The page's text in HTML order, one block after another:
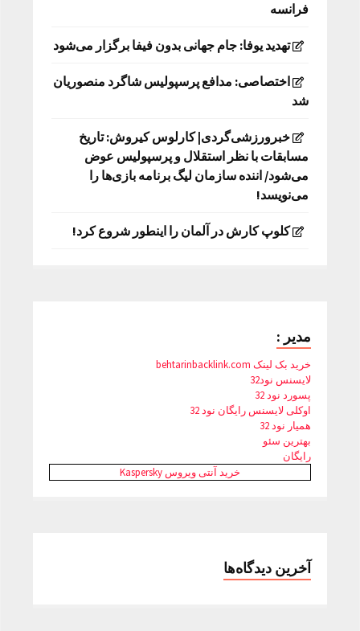
فرانسه
تهدید یوفا: جام جهانی بدون فیفا برگزار می‌شود
اختصاصی: مدافع پرسپولیس شاگرد منصوریان
شد
خبرورزشی‌گردی| کارلوس کیروش: تاریخ
مسابقات با نظر استقلال و پرسپولیس عوض
می‌شود/ اننده سازمان لیگ برنامه بازی‌ها را
می‌نویسد!
کلوپ کارش در آلمان را اینطور شروع کرد!
مدیر :
خرید بک لینک behtarinbacklink.com
لایسنس نود32
پسورد نود 32
اوکلی لایسنس رایگان نود 32
همیار نود 32
بهترین سئو
رایگان
خرید آنتی ویروس Kaspersky
آخرین دیدگاه‌ها